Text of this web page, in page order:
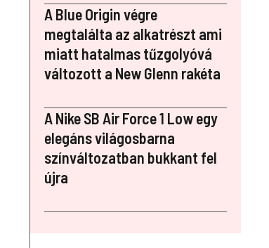
A Blue Origin végre
megtalálta az alkatrészt ami
miatt hatalmas tűzgolyóvá
változott a New Glenn rakéta
A Nike SB Air Force 1 Low egy
elegáns világosbarna
színváltozatban bukkant fel
újra